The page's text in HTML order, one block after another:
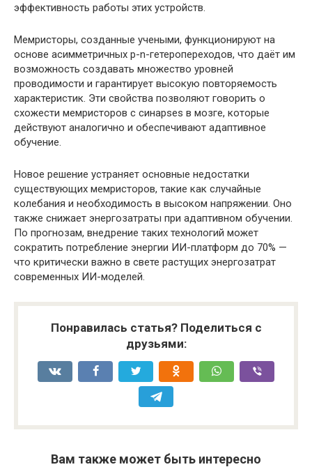
эффективность работы этих устройств.
Мемристоры, созданные учеными, функционируют на
основе асимметричных p-n-гетеропереходов, что даёт им
возможность создавать множество уровней
проводимости и гарантирует высокую повторяемость
характеристик. Эти свойства позволяют говорить о
схожести мемристоров с синapses в мозге, которые
действуют аналогично и обеспечивают адаптивное
обучение.
Новое решение устраняет основные недостатки
существующих мемристоров, такие как случайные
колебания и необходимость в высоком напряжении. Оно
также снижает энергозатраты при адаптивном обучении.
По прогнозам, внедрение таких технологий может
сократить потребление энергии ИИ-платформ до 70% —
что критически важно в свете растущих энергозатрат
современных ИИ-моделей.
Понравилась статья? Поделиться с
друзьями:
Вам также может быть интересно